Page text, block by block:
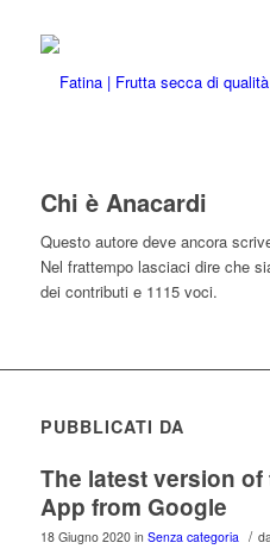
Chi è Anacardi
Questo autore deve ancora
Nel frattempo lasciaci dire che
dei contributi e 1115 voci.
PUBBLICATI DA
The latest version
App from Google
18 Giugno 2020 in Senza categoria /